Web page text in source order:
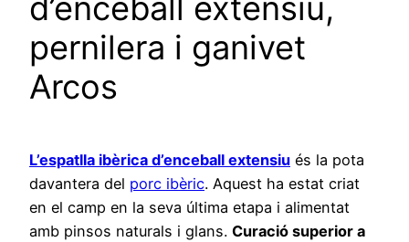
d’enceball extensiu,
pernilera i ganivet
Arcos
L’espatlla ibèrica d’enceball extensiu és la pota
davantera del porc ibèric. Aquest ha estat criat
en el camp en la seva última etapa i alimentat
amb pinsos naturals i glans. Curació superior a